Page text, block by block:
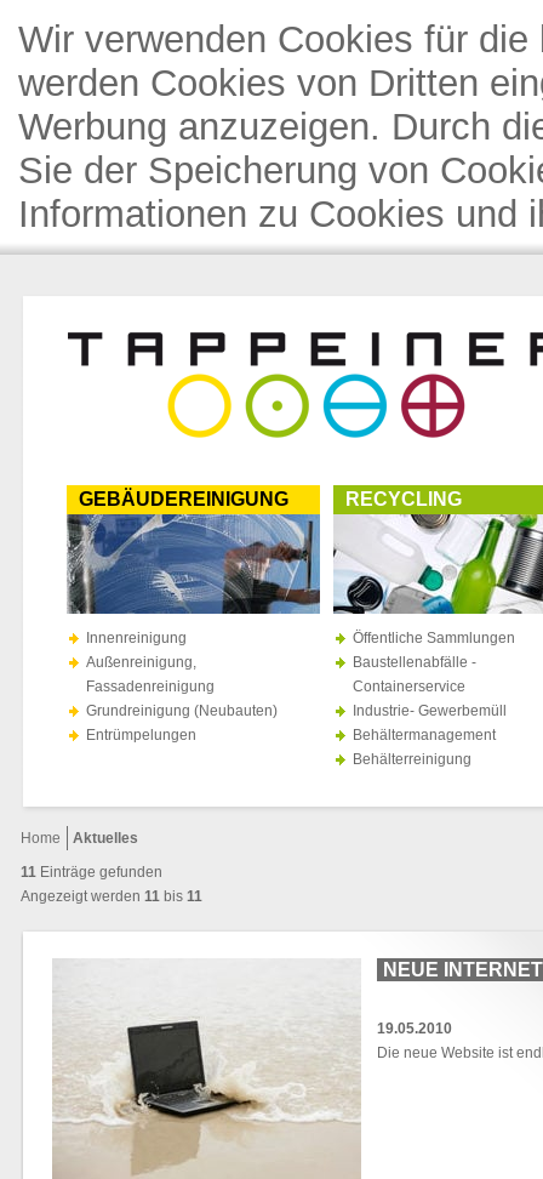
Wir verwenden Cookies für
werden Cookies von Dritten
Werbung anzuzeigen. Durch
Sie der Speicherung von
Informationen zu Cookies
Home
Aktuelles
11 Einträge gefunden
Angezeigt werden 11 bis 11
NEUE
19.05.2010
Die neue Website ist
GEBÄUDEREINIGUNG
Innenreinigung
Außenreinigung,
Fassadenreinigung
Grundreinigung (Neubauten)
Entrümpelungen
RECYCLING
Öffentliche Sammlungen
Baustellenabfälle -
Containerservice
Industrie- Gewerbemüll
Behältermanagement
Behälterreinigung